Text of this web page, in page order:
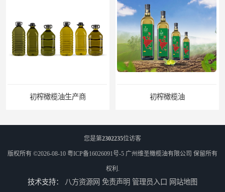
初榨橄榄油生产商 初榨橄榄油
您是第2302235位访客
版权所有 ©2026-08-10 粤ICP备16026091号-5 广州维圣橄榄油有限公司 保留所有
权利.
技术支持： 八方资源网 免责声明 管理员入口 网站地图